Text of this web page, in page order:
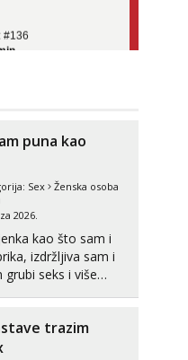
se oslobodi
se oslobodi
#142
puna kao
Sex
Ženska osoba
2026.
kao što sam i
izdržljiva sam i
seks i više
trazim